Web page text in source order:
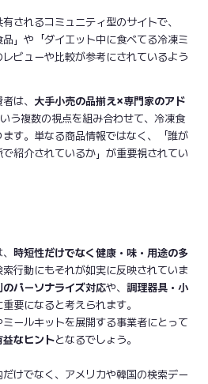
されるコミュニティ型のサイトで、
品」や「ダイエット中に食べてる冷凍ミ
ビューや比較が参考にされているよう
は、 大手小売の品揃え×専門家のアド
う複数の視点を組み合わせて、冷凍食
す。単なる商品情報ではなく、「誰が
紹介されているか」が重要視されてい
時短性だけでなく健康・味・用途の多
索行動にもそれが如実に反映されていま
のパーソナライズ対応や、 調理器具・小
要になると考えられます。
ールキットを展開する事業者にとって
益なヒントとなるでしょう。
けでなく、アメリカや韓国の検索デー